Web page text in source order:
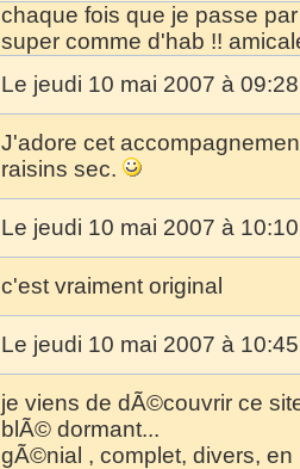
chaque fois que je passe
super comme d'hab !!
Le jeudi 10 mai 2007 à
J'adore cet
raisins sec.
Le jeudi 10 mai 2007 à
c'est vraiment original
Le jeudi 10 mai 2007 à
je viens de dÃ©couvrir ce
blÃ© dormant...
gÃ©nial , complet, divers, en